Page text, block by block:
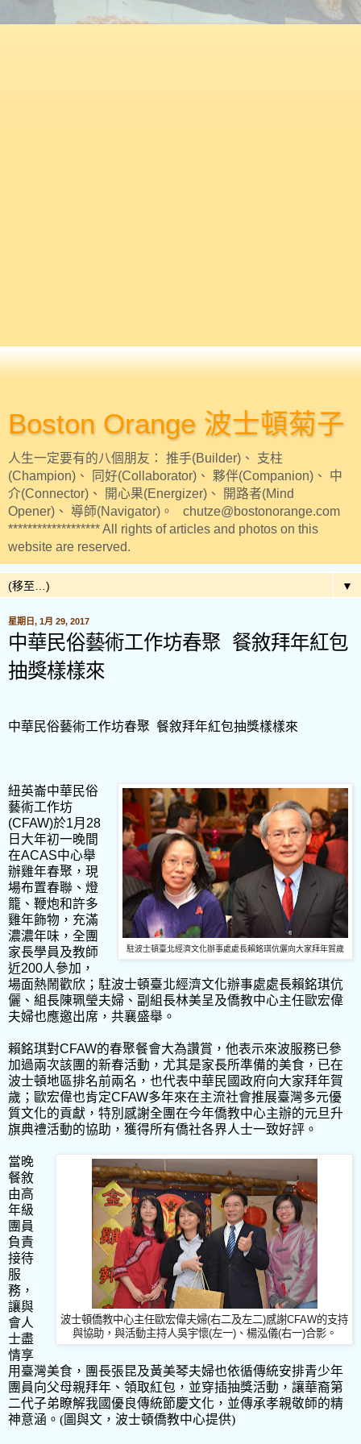
Boston Orange 波士頓菊子
人生一定要有的八個朋友： 推手(Builder)、 支柱
(Champion)、 同好(Collaborator)、 夥伴(Companion)、 中
介(Connector)、 開心果(Energizer)、 開路者(Mind
Opener)、 導師(Navigator)。 chutze@bostonorange.com
******************* All rights of articles and photos on this
website are reserved.
▼
星期日, 1月 29, 2017
中華民俗藝術工作坊春聚 餐敘拜年紅包
抽獎樣樣來
中華民俗藝術工作坊春聚 餐敘拜年紅包抽獎樣樣來
駐波士頓臺北經濟文化辦事處處長賴銘琪伉儷向大家拜年賀歲
紐英崙中華民俗
藝術工作坊
(CFAW)於1月 28
日大年初一晚間
在ACAS中心舉
辦雞年春聚，現
場布置春聯、燈
籠、鞭炮和許多
雞年飾物，充滿
濃濃年味，全團
家長學員及教師
近200人參加，
場面熱鬧歡欣；駐波士頓臺北經濟文化辦事處處長賴銘琪伉
儷、組長陳珮瑩夫婦、副組長林美呈及僑教中心主任歐宏偉
夫婦也應邀出席，共襄盛舉。
賴銘琪對CFAW的春聚餐會大為讚賞，他表示來波服務已參
加過兩次該團的新春活動，尤其是家長所準備的美食，已在
波士頓地區排名前兩名，也代表中華民國政府向大家拜年賀
歲；歐宏偉也肯定CFAW多年來在主流社會推展臺灣多元優
質文化的貢獻，特別感謝全團在今年僑教中心主辦的元旦升
旗典禮活動的協助，獲得所有僑社各界人士一致好評。
波士頓僑教中心主任歐宏偉夫婦(右二及左二)感謝CFAW的支持
與協助，與活動主持人吳宇懷(左一)、楊泓儀(右一)合影。
當晚
餐敘
由高
年級
團員
負責
接待
服
務，
讓與
會人
士盡
情享
用臺灣美食，團長張昆及黃美琴夫婦也依循傳統安排青少年
團員向父母親拜年、領取紅包，並穿插抽獎活動，讓華裔第
二代子弟瞭解我國優良傳統節慶文化，並傳承孝親敬師的精
神意涵。(圖與文，波士頓僑教中心提供)